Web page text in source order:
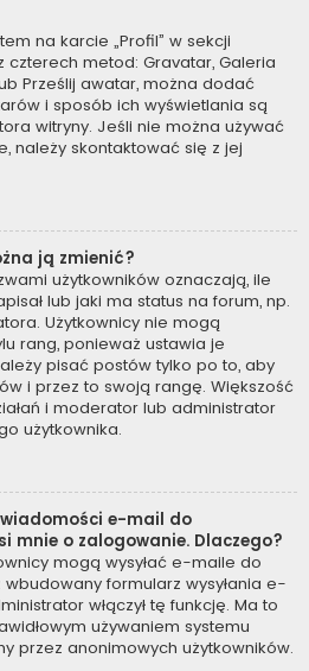
na karcie „Profil” w sekcji
czterech metod: Gravatar, Galeria
Prześlij awatar, można dodać
i sposób ich wyświetlania są
witryny. Jeśli nie można używać
należy skontaktować się z jej
ją zmienić?
użytkowników oznaczają, ile
lub jaki ma status na forum, np.
Użytkownicy nie mogą
rang, ponieważ ustawia je
pisać postów tylko po to, aby
i przez to swoją rangę. Większość
i moderator lub administrator
użytkownika.
wiadomości e-mail do
mnie o zalogowanie. Dlaczego?
mogą wysyłać e-maile do
formularz wysyłania e-
włączył tę funkcję. Ma to
używaniem systemu
przez anonimowych użytkowników.